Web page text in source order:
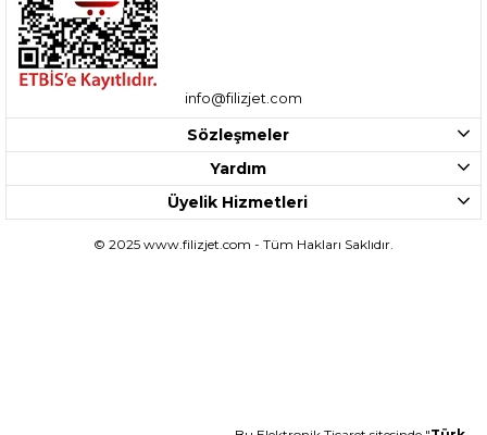
info@filizjet.com
Sözleşmeler
Yardım
Üyelik Hizmetleri
© 2025 www.filizjet.com - Tüm Hakları Saklıdır.